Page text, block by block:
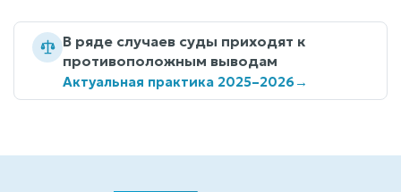
В ряде случаев суды приходят к
противоположным выводам
Актуальная практика 2025–2026→